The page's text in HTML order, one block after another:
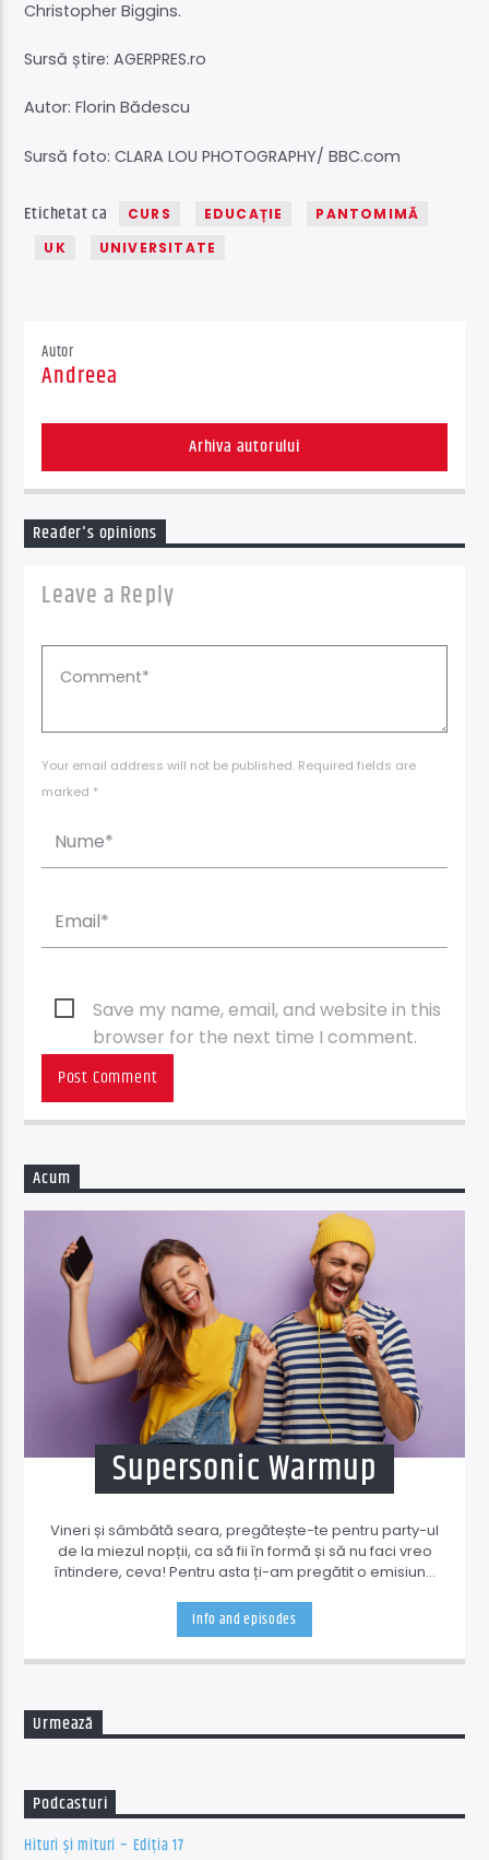
Christopher Biggins.
Sursă știre: AGERPRES.ro
Autor: Florin Bădescu
Sursă foto: CLARA LOU PHOTOGRAPHY/ BBC.com
Etichetat ca CURS EDUCAȚIE
PANTOMIMĂ
UK
UNIVERSITATE
Autor
Andreea
Arhiva autorului
Reader's opinions
Leave a Reply
Your email address will not be published. Required fields are
marked *
Save my name, email, and website in this
browser for the next time I comment.
Acum
Supersonic Warmup
Vineri și sâmbătă seara, pregătește-te pentru party-ul
de la miezul nopții, ca să fii în formă și să nu faci vreo
întindere, ceva! Pentru asta ți-am pregătit o emisiune
dozată.
Info and episodes
Urmează
Podcasturi
Hituri și mituri – Ediția 17